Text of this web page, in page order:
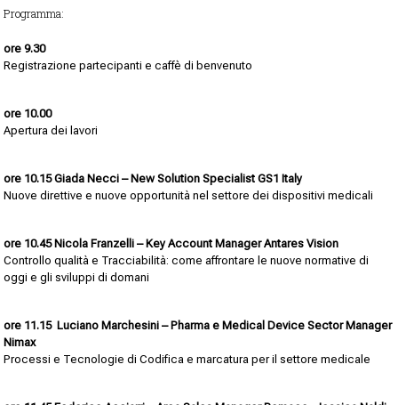
Programma:
ore 9.30
Registrazione partecipanti e caffè di benvenuto
ore 10.00
Apertura dei lavori
ore 10.15 Giada Necci – New Solution Specialist GS1 Italy
Nuove direttive e nuove opportunità nel settore dei dispositivi medicali
ore 10.45 Nicola Franzelli – Key Account Manager Antares Vision
Controllo qualità e Tracciabilità: come affrontare le nuove normative di
oggi e gli sviluppi di domani
ore 11.15 Luciano Marchesini – Pharma e Medical Device Sector Manager
Nimax
Processi e Tecnologie di Codifica e marcatura per il settore medicale